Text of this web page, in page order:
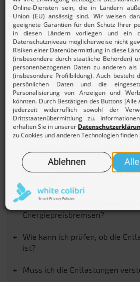
Entlastungen bei
Haushalten
Wie funktionieren die
Wie hoch ist die
Wie hoch ist die
Wie hoch ist die
Muss ich handeln, damit ich
Wann erhalte ich als Mieter:in
Energiepreisbremsen?
Wie kann ich prüfen, ob die
ist?
Muss ich die Entlastungen